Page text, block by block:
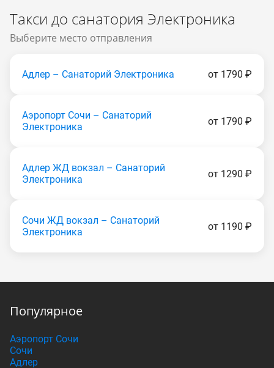
Такси до санатория Электроника
Выберите место отправления
Адлер – Санаторий Электроника от 1790 ₽
Аэропорт Сочи – Санаторий
Электроника
от 1790 ₽
Адлер ЖД вокзал – Санаторий
Электроника
от 1290 ₽
Сочи ЖД вокзал – Санаторий
Электроника
от 1190 ₽
Популярное
Аэропорт Сочи
Сочи
Адлер